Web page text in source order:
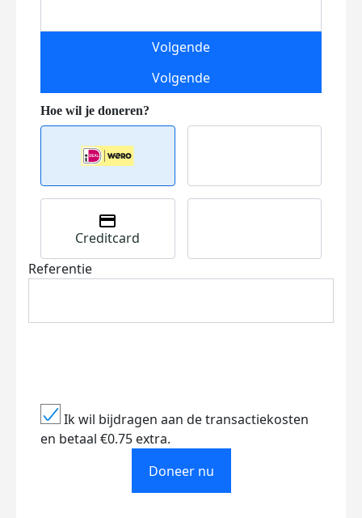
Volgende
Volgende
Creditcard
Referentie
Ik wil bijdragen aan de transactiekosten
en betaal €0.75 extra.
Doneer nu